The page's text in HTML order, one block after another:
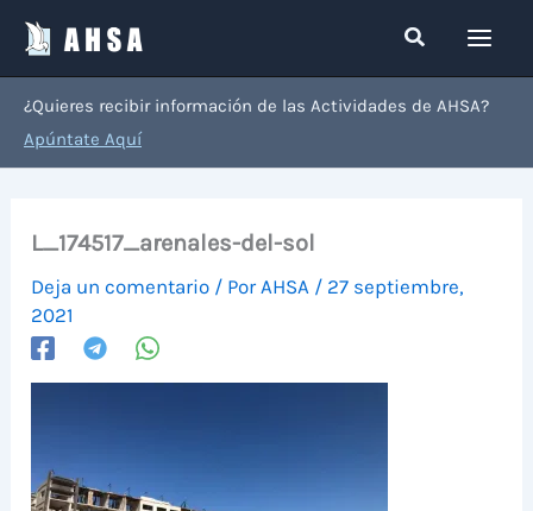
contenido
Buscar
¿Quieres recibir información de las Actividades de AHSA?
Apúntate Aquí
L_174517_arenales-del-sol
Deja un comentario / Por AHSA / 27 septiembre,
2021